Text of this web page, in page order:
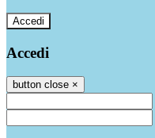
Accedi
Accedi
button close ×